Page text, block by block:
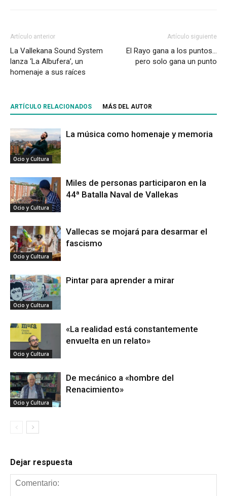
Artículo anterior
La Vallekana Sound System
lanza ‘La Albufera’, un
homenaje a sus raíces
Artículo siguiente
El Rayo gana a los puntos…
pero solo gana un punto
ARTÍCULO RELACIONADOS MÁS DEL AUTOR
Ocio y Cultura
La música como homenaje y memoria
Ocio y Cultura
Miles de personas participaron en la
44ª Batalla Naval de Vallekas
Ocio y Cultura
Vallecas se mojará para desarmar el
fascismo
Ocio y Cultura
Pintar para aprender a mirar
Ocio y Cultura
«La realidad está constantemente
envuelta en un relato»
Ocio y Cultura
De mecánico a «hombre del
Renacimiento»
Dejar respuesta